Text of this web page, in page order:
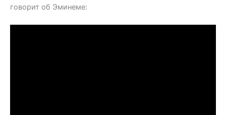
говорит об Эминеме: